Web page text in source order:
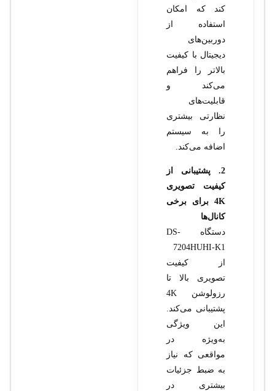
کند که امکان
استفاده از
دوربین‌های
دیجیتال با کیفیت
بالاتر را فراهم
می‌کند و
قابلیت‌های
نظارتی بیشتری
را به سیستم
اضافه می‌کند.
2. پشتیبانی از
کیفیت تصویری
4K برای برخی
کانال‌ها
دستگاه DS-
7204HUHI-K1
از کیفیت
تصویری بالا تا
رزولوشن 4K
پشتیبانی می‌کند.
این ویژگی
به‌ویژه در
مواقعی که نیاز
به ضبط جزئیات
بیشتری در